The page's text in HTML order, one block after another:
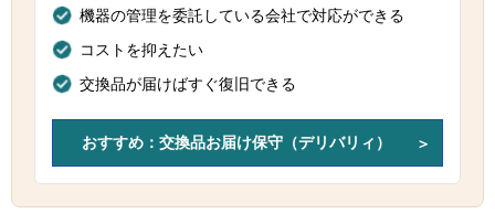
機器の管理を委託している会社で対応ができる
コストを抑えたい
交換品が届けばすぐ復旧できる
おすすめ：交換品お届け保守（デリバリィ）